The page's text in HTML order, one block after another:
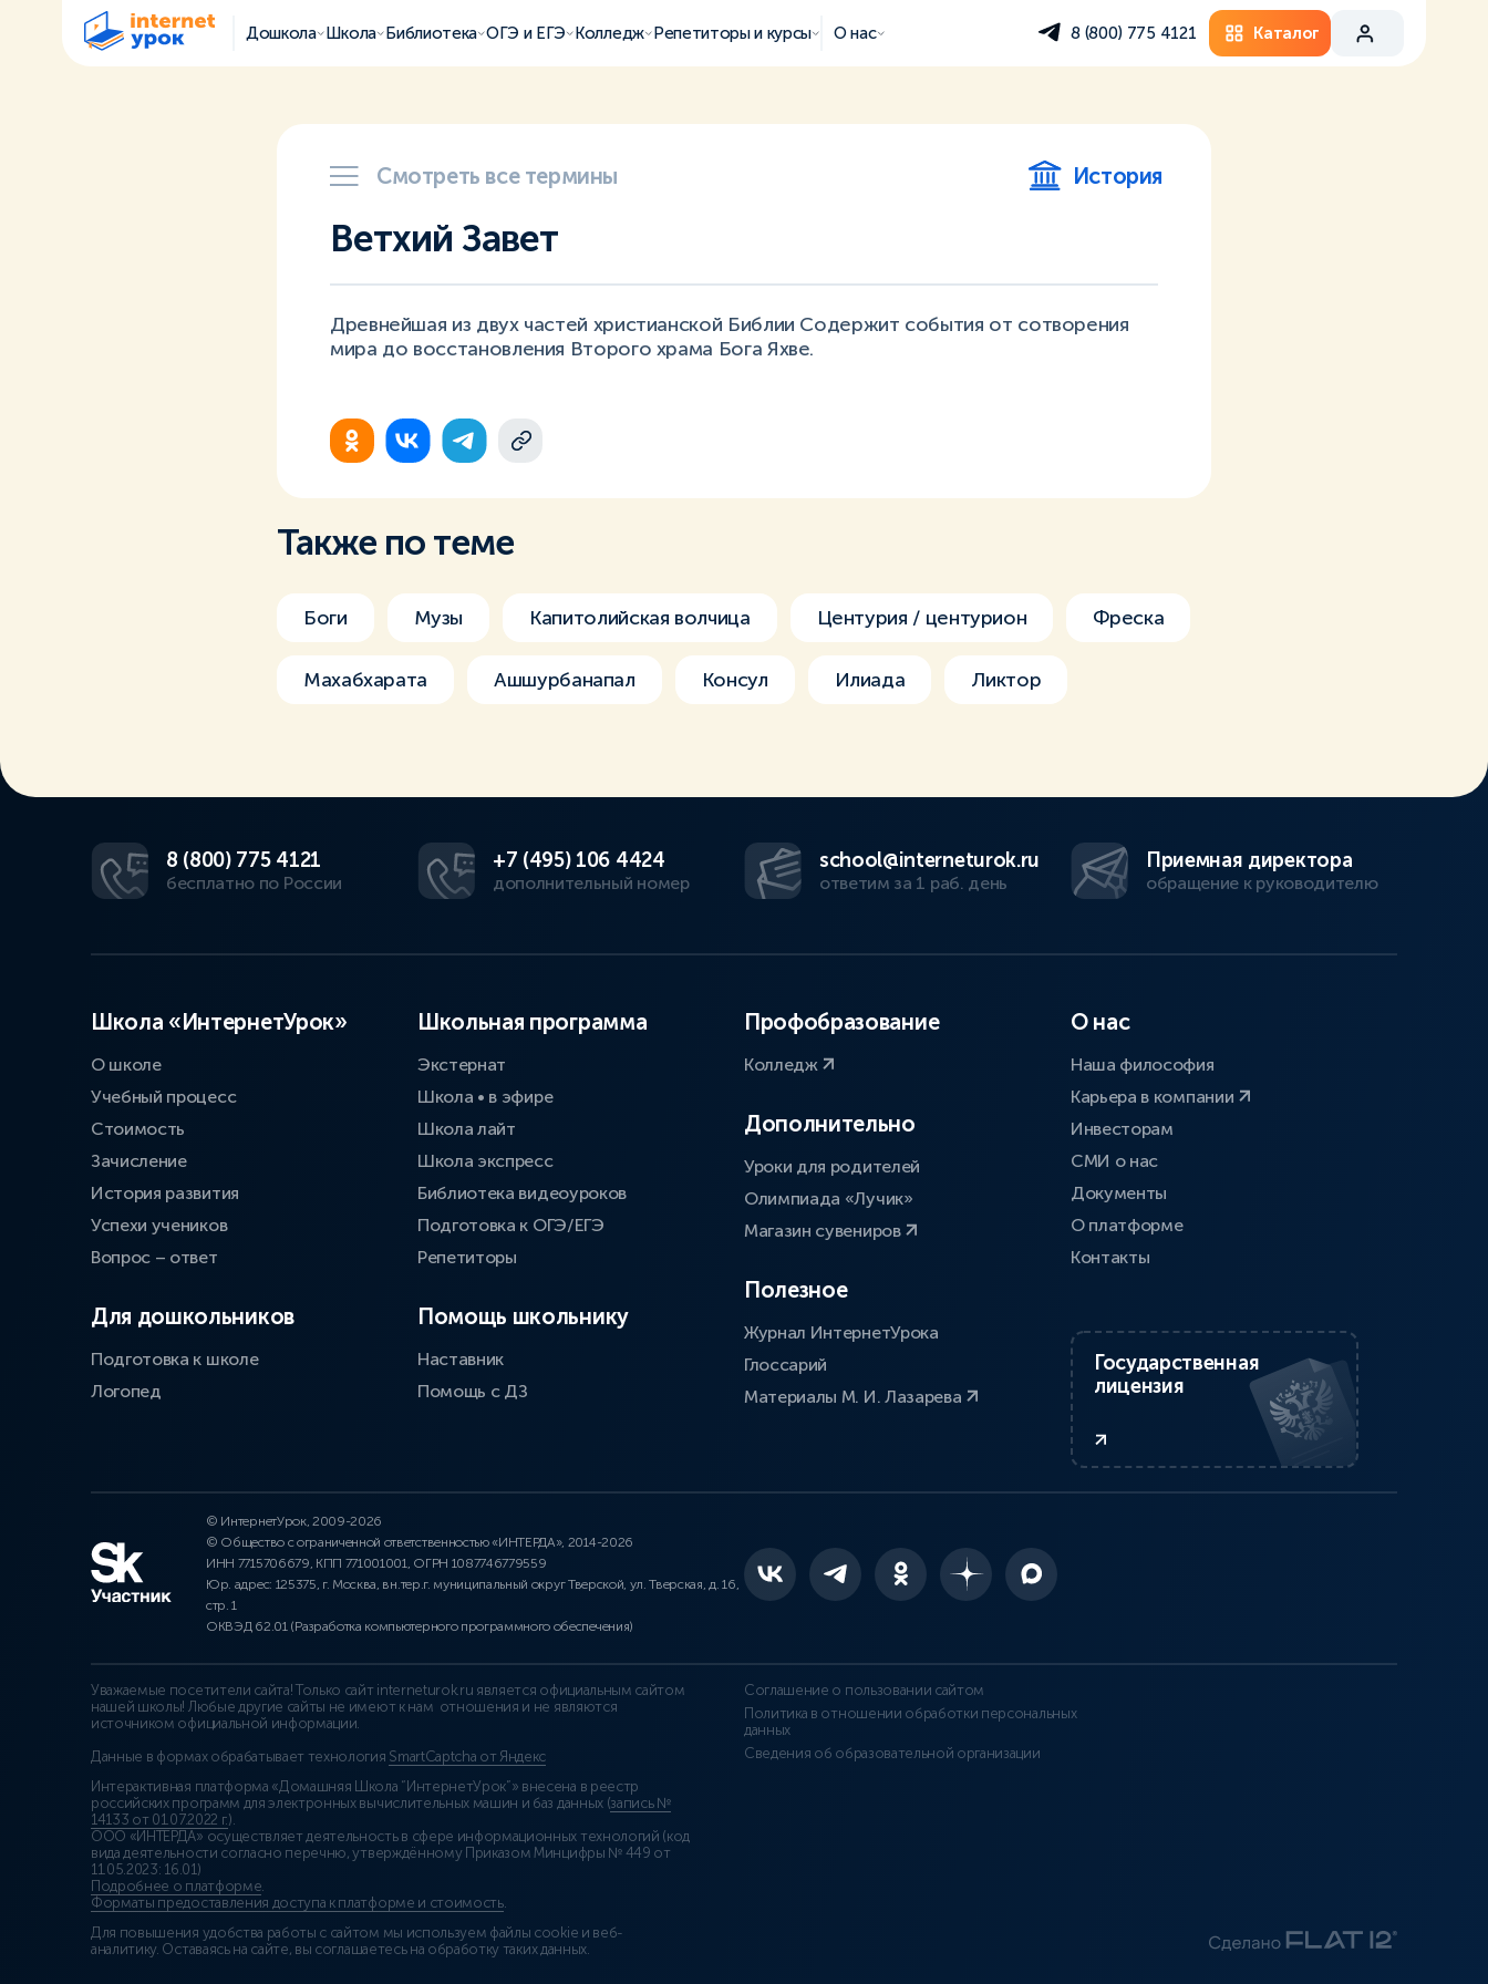
Дошкола Школа Библиотека ОГЭ и ЕГЭ Колледж Репетиторы и курсы О нас 8 (800) 775 4121 Каталог
Смотреть все термины История
Ветхий Завет
Древнейшая из двух частей христианской Библии Содержит события от сотворения
мира до восстановления Второго храма Бога Яхве.
Также по теме
Боги Музы Капитолийская волчица Центурия / центурион Фреска
Махабхарата Ашшурбанапал Консул Илиада Ликтор
8 (800) 775 4121
бесплатно по России
+7 (495) 106 4424
дополнительный номер
school@interneturok.ru
ответим за 1 раб. день
Приемная директора
обращение к руководителю
Школа «ИнтернетУрок»
О школе
Учебный процесс
Стоимость
Зачисление
История развития
Успехи учеников
Вопрос – ответ
Для дошкольников
Подготовка к школе
Логопед
Школьная программа
Экстернат
Школа • в эфире
Школа лайт
Школа экспресс
Библиотека видеоуроков
Подготовка к ОГЭ/ЕГЭ
Репетиторы
Помощь школьнику
Наставник
Помощь с ДЗ
Профобразование
Колледж
Дополнительно
Уроки для родителей
Олимпиада «Лучик»
Магазин сувениров
Полезное
Журнал ИнтернетУрока
Глоссарий
Материалы М. И. Лазарева
О нас
Наша философия
Карьера в компании
Инвесторам
СМИ о нас
Документы
О платформе
Контакты
Государственная
лицензия
© ИнтернетУрок, 2009-2026
© Общество с ограниченной ответственностью «ИНТЕРДА», 2014-2026
ИНН 7715706679, КПП 771001001, ОГРН 1087746779559
Юр. адрес: 125375, г. Москва, вн.тер.г. муниципальный округ Тверской, ул. Тверская, д. 16,
стр. 1
ОКВЭД 62.01 (Разработка компьютерного программного обеспечения)
Уважаемые посетители сайта! Только сайт interneturok.ru является официальным сайтом
нашей школы! Любые другие сайты не имеют к нам отношения и не являются
источником официальной информации.
Данные в формах обрабатывает технология SmartCaptcha от Яндекс
Интерактивная платформа «Домашняя Школа “ИнтернетУрок”» внесена в реестр
российских программ для электронных вычислительных машин и баз данных (запись №
14133 от 01.07.2022 г.).
ООО «ИНТЕРДА» осуществляет деятельность в сфере информационных технологий (код
вида деятельности согласно перечню, утверждённому Приказом Минцифры № 449 от
11.05.2023: 16.01)
Подробнее о платформе.
Форматы предоставления доступа к платформе и стоимость.
Для повышения удобства работы с сайтом мы используем файлы cookie и веб-
аналитику. Оставаясь на сайте, вы соглашаетесь на обработку таких данных.
Соглашение о пользовании сайтом
Политика в отношении обработки персональных
данных
Сведения об образовательной организации